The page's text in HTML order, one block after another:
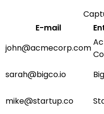
E-mail
john@acmecorp.com
sarah@bigco.io
mike@startup.co